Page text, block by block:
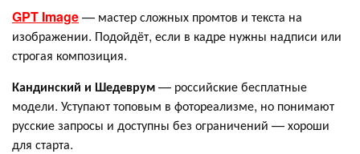
GPT Image— мастер сложных промтов и текста на
изображении. Подойдёт, если в кадре нужны надписи или
строгая композиция.
Кандинский и Шедеврум— российские бесплатные
модели. Уступают топовым в фотореализме, но понимают
русские запросы и доступны без ограничений — хороши
для старта.